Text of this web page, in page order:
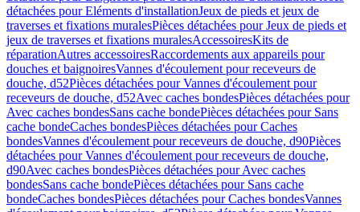
détachées pour Eléments d'installationJeux de pieds et jeux de
traverses et fixations muralesPièces détachées pour Jeux de pieds et
jeux de traverses et fixations muralesAccessoiresKits de
réparationAutres accessoiresRaccordements aux appareils pour
douches et baignoiresVannes d'écoulement pour receveurs de
douche, d52Pièces détachées pour Vannes d'écoulement pour
receveurs de douche, d52Avec caches bondesPièces détachées pour
Avec caches bondesSans cache bondePièces détachées pour Sans
cache bondeCaches bondesPièces détachées pour Caches
bondesVannes d'écoulement pour receveurs de douche, d90Pièces
détachées pour Vannes d'écoulement pour receveurs de douche,
d90Avec caches bondesPièces détachées pour Avec caches
bondesSans cache bondePièces détachées pour Sans cache
bondeCaches bondesPièces détachées pour Caches bondesVannes